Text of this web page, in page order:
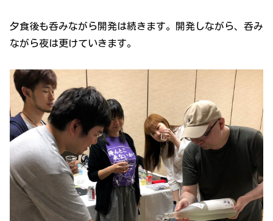
夕食後も呑みながら開発は続きます。開発しながら、呑み
ながら夜は更けていきます。